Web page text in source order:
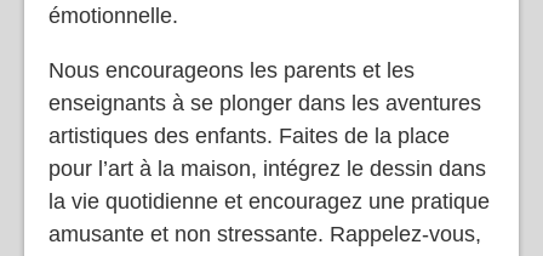
émotionnelle.
Nous encourageons les parents et les
enseignants à se plonger dans les aventures
artistiques des enfants. Faites de la place
pour l’art à la maison, intégrez le dessin dans
la vie quotidienne et encouragez une pratique
amusante et non stressante. Rappelez-vous,